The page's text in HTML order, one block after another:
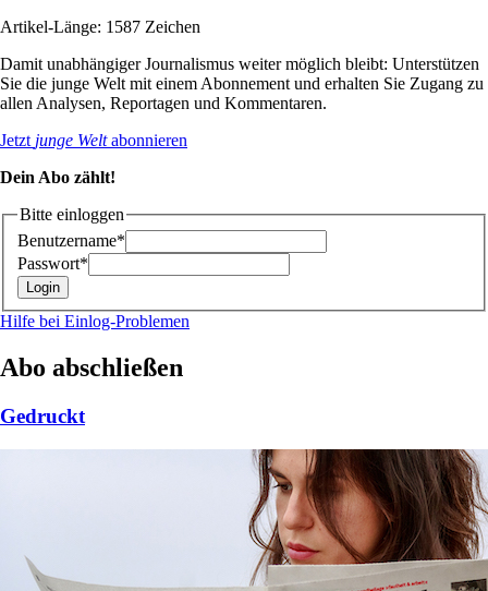
Artikel-Länge: 1587 Zeichen
Damit unabhängiger Journalismus weiter möglich bleibt: Unterstützen
Sie die junge Welt mit einem Abonnement und erhalten Sie Zugang zu
allen Analysen, Reportagen und Kommentaren.
Jetzt junge Weltabonnieren
Dein Abo zählt!
Bitte einloggen
Benutzername*
Passwort*
Hilfe bei Einlog-Problemen
Abo abschließen
Gedruckt